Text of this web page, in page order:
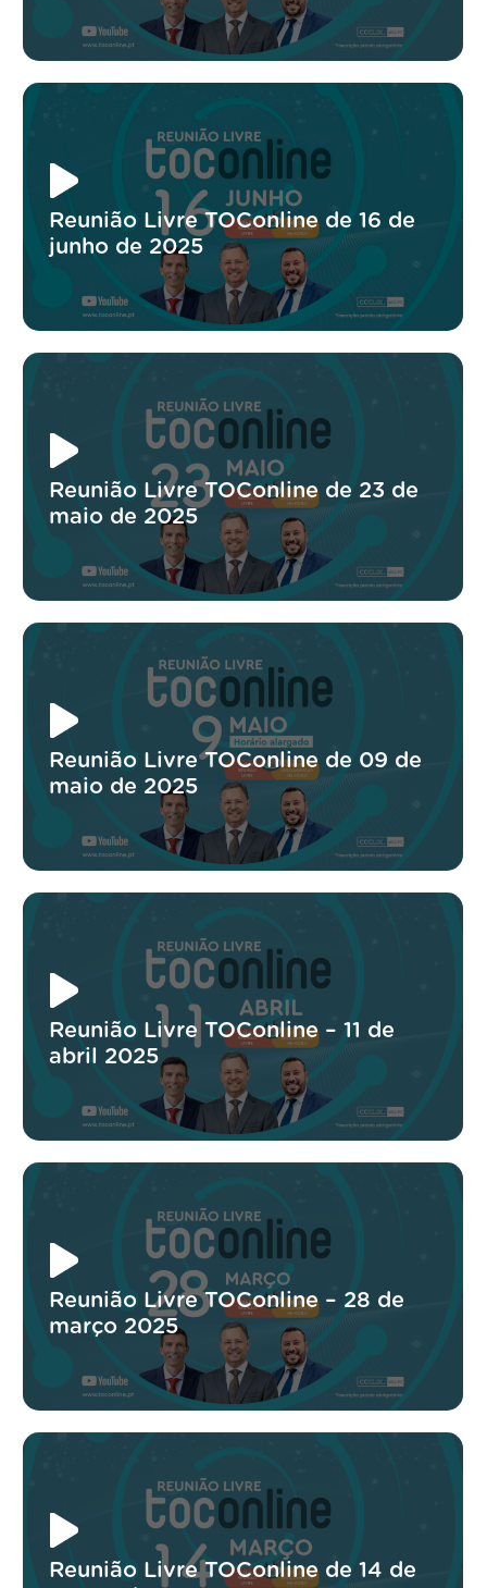
Reunião Livre TOConline de 16 de
junho de 2025
Reunião Livre TOConline de 23 de
maio de 2025
Reunião Livre TOConline de 09 de
maio de 2025
Reunião Livre TOConline – 11 de
abril 2025
Reunião Livre TOConline – 28 de
março 2025
Reunião Livre TOConline de 14 de